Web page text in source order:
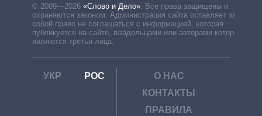
© 2009—2026 «Слово и Дело»
Все права защищены и
охраняются законом. Администрация сайта оставляет за
собой право не соглашаться с информацией, которая
публикуется на сайте, владельцами или авторами которой
являются третьи лица.
УКР РОС
О НАС
КОНТАКТЫ
ПРАВИЛА